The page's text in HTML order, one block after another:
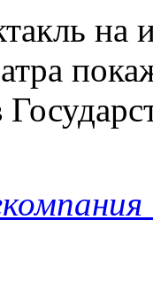
на